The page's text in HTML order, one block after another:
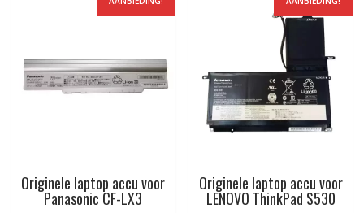
Originele laptop accu voor
Panasonic CF-LX3
Originele laptop accu voor
LENOVO ThinkPad S530